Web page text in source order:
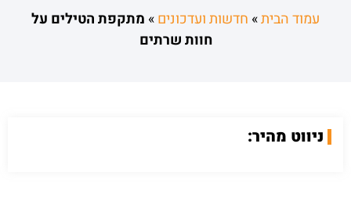
עמוד הבית» חדשות ועדכונים» מתקפת הטילים על
חוות שרתים
ניווט מהיר: